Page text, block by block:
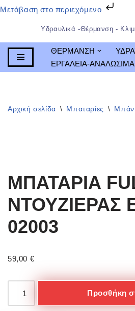
Μετάβαση στο περιεχόμενο
Μεταπηδήστε
στο
περιεχόμενο
Υδραυλικά -Θέρμανση -
ΘΕΡΜΑΝΣΗ
ΕΡΓΑΛΕΙΑ-ΑΝΑΛΩΣΙΜΑ
Αρχική σελίδα \ Μπαταρίες \
ΜΠΑΤΑΡΙΑ
ΝΤΟΥΖΙΕΡΑΣ
02003
59,00 €
Προσθήκη